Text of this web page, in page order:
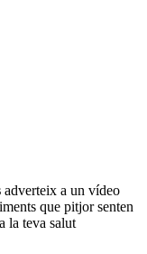
adverteix a un vídeo
que pitjor senten
la teva salut